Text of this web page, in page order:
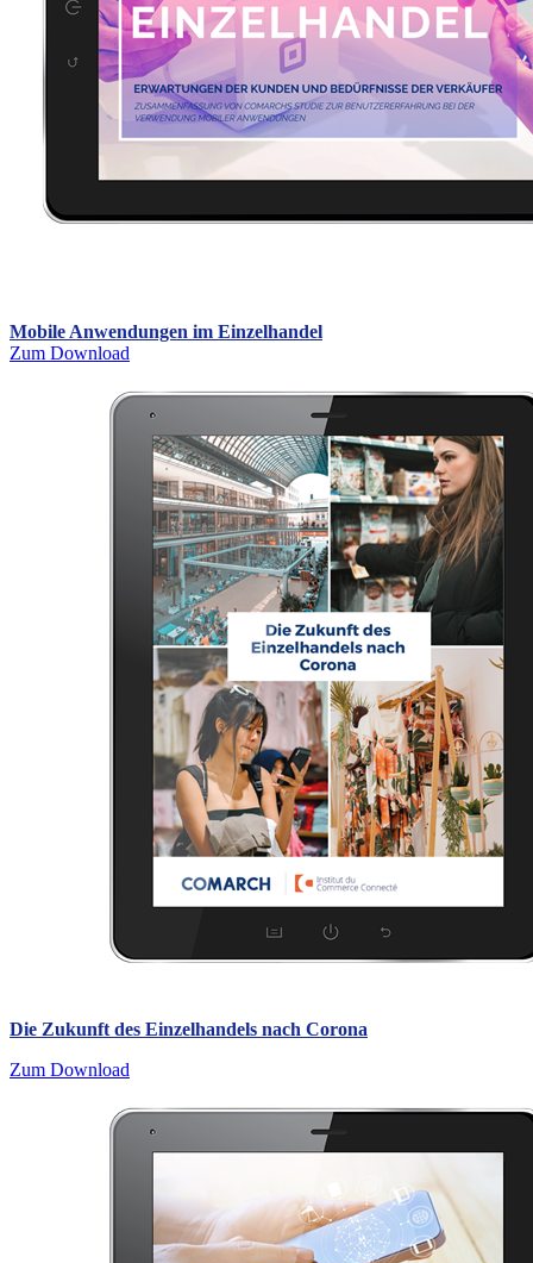
Mobile Anwendungen im Einzelhandel
Zum Download
Die Zukunft des Einzelhandels nach Corona
Zum Download